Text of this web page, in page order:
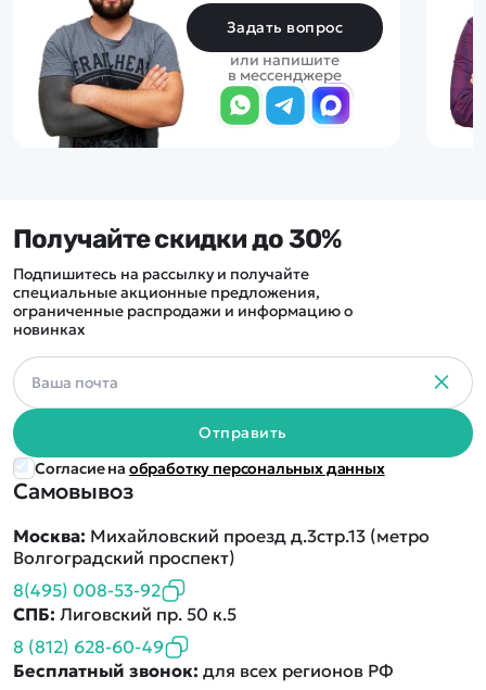
Задать вопрос
или напишите
в мессенджере
Самовывоз
Москва: Михайловский проезд д.3стр.13 (метро
Волгоградский проспект)
8(495) 008-53-92
СПБ: Лиговский пр. 50 к.5
8 (812) 628-60-49
Бесплатный звонок: для всех регионов РФ
Получайте скидки до 30%
Подпишитесь на рассылку и получайте
специальные акционные предложения,
ограниченные распродажи и информацию о
новинках
Отправить
Согласие на обработку персональных данных